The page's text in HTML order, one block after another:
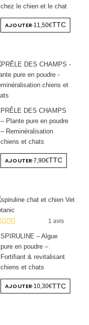
chez le chien et le chat
AJOUTER-11,50€TTC
PRÊLE DES CHAMPS
– Plante pure en poudre
– Reminéralisation
chiens et chats
AJOUTER-7,90€TTC
1 avis
SPIRULINE – Algue
pure en poudre –
Fortifiant & revitalisant
chiens et chats
AJOUTER-10,30€TTC